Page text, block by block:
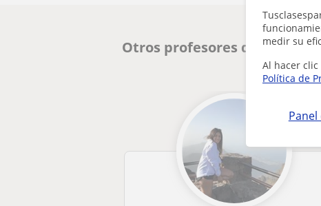
medir su
Al hacer clic
Política de
Panel
Otros profesores de